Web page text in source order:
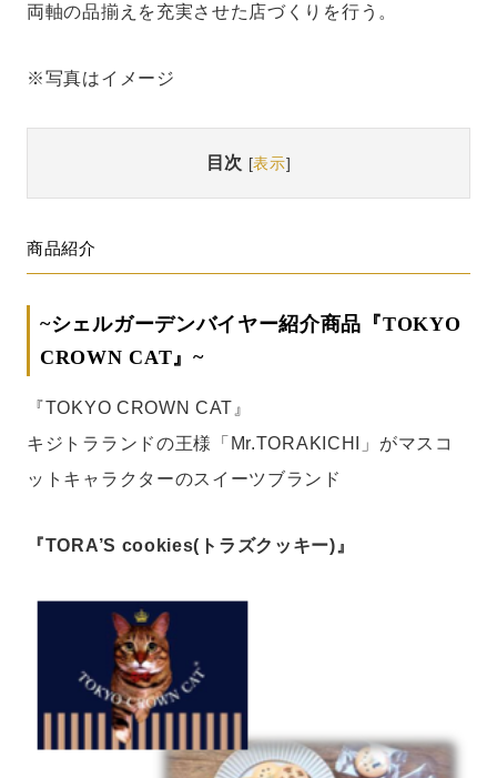
両軸の品揃えを充実させた店づくりを行う。
※写真はイメージ
目次 [表示]
商品紹介
~シェルガーデンバイヤー紹介商品『TOKYO
CROWN CAT』~
『TOKYO CROWN CAT』
キジトラランドの王様「Mr.TORAKICHI」がマスコ
ットキャラクターのスイーツブランド
『TORA’S cookies(トラズクッキー)』